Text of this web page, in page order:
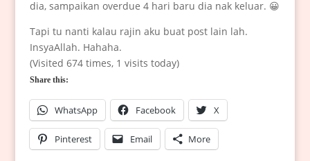
dia, sampaikan overdue 4 hari baru dia nak keluar. 😀
Tapi tu nanti kalau rajin aku buat post lain lah.
InsyaAllah. Hahaha.
(Visited 674 times, 1 visits today)
Share this:
WhatsApp Facebook X
Pinterest Email More